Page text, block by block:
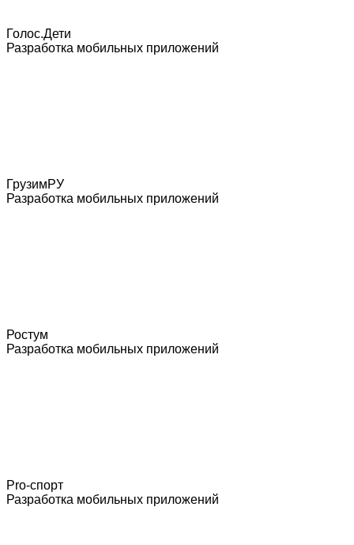
Голос.Дети
Разработка мобильных приложений
ГрузимРУ
Разработка мобильных приложений
Ростум
Разработка мобильных приложений
Pro-спорт
Разработка мобильных приложений